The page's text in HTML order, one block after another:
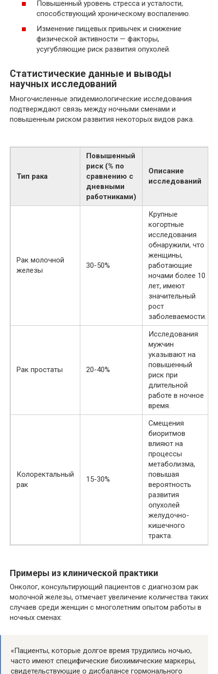
Повышенный уровень стресса и усталости,
способствующий хроническому воспалению.
Изменение пищевых привычек и снижение
физической активности — факторы,
усугубляющие риск развития опухолей.
Статистические данные и выводы
научных исследований
Многочисленные эпидемиологические исследования
подтверждают связь между ночными сменами и
повышенным риском развития некоторых видов рака.
Тип рака
Повышенный
риск (% по
сравнению с
дневными
работниками)
Описание
исследований
Рак молочной
железы
30-50%
Крупные
когортные
исследования
обнаружили, что
женщины,
работающие
ночами более 10
лет, имеют
значительный
рост
заболеваемости.
Рак простаты 20-40%
Исследования
мужчин
указывают на
повышенный
риск при
длительной
работе в ночное
время.
Колоректальный
рак
15-30%
Смещения
биоритмов
влияют на
процессы
метаболизма,
повышая
вероятность
развития
опухолей
желудочно-
кишечного
тракта.
Примеры из клинической практики
Онколог, консультирующий пациентов с диагнозом рак
молочной железы, отмечает увеличение количества таких
случаев среди женщин с многолетним опытом работы в
ночных сменах:
«Пациенты, которые долгое время трудились ночью,
часто имеют специфические биохимические маркеры,
свидетельствующие о дисбалансе гормонального